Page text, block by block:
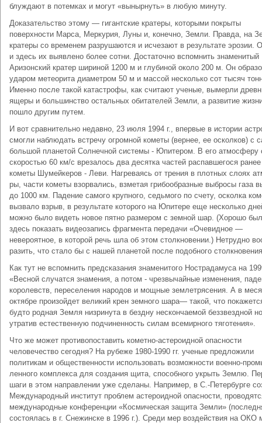
блуждают в потемках и могут «вынырнуть» в лю­бую минуту.
Доказательство этому — гигантские кратеры, кото­рыми покрыты
поверхности Марса, Меркурия, Луны и, конечно, Земли. Правда, на
кратеры со време­нем разрушаются и исчезают в результате эрозии.
и здесь их выявлено более сотни. Достаточно вспом­нить знаменитый
Аризонский кратер шириной 1200 м и глубиной около 200 м. Он
ударом метеорита диаметром 50 м и массой несколько сот тысяч
Именно после такой катастрофы, как считают ученые, вымерли
ящеры и большинство остальных оби­тателей Земли, а развитие
пошло другим путем.
И вот сравнительно недавно, 23 июля 1994 г., впер­вые в истории
смогли наблюдать встречу огромной кометы (вернее, ее осколков) с
боль­шой планетой Солнечной системы - Юпитером. В его атмосферу
скоростью 60 км/с врезалось два десятка частей распавшегося
кометы Шумейкеров - Леви. Нагреваясь от трения в плотных слоях
ры, части кометы взорвались, взметая грибообразные выбросы газа
до 1000 км. Падение самого круп­ного, седьмого по счету, осколка
вызвало взрыв, в результате которого на Юпитере еще несколько
можно было видеть новое пятно размером с земной шар. (Хорошо
здесь показать видеозапись фраг­мента передачи «Очевидное —
невероятное, в кото­рой речь шла об этом столкновении.) Нетрудно
разить, что стало бы с нашей планетой после подобного
Как тут не вспомнить предсказания знаменитого Но­страдамуса на
«Весной случатся знамения, а потом - чрезвычайные изменения,
королевств, переселения народов и мощные землетрясения. А в
октябре произойдет великий крен земного шара— такой, что
будто родная Земля низринута в бездну нескончаемой беззвездной
утратив есте­ственную подчиненность силам всемирного тяготения».
Что же может противопоставить кометно-астероидной опасности
человечество сегодня? На рубеже 1980-1990 гг. ученые предложили
политикам и обще­ственности использовать возможности военно-
ленного комплекса для создания щита, способного ук­рыть Землю.
шаги в этом направлении уже сде­ланы. Например, в С.-Петербурге
Международ­ный институт проблем астероидной опасности,
международные конференции «Космическая за­щита Земли»
состоялась в г. Снежинске в 1996 г.). Среди мер воздействия на ОКО